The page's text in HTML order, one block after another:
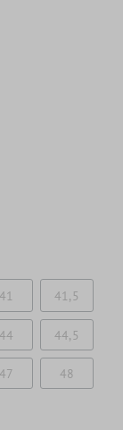
41 41,5
44 44,5
47 48